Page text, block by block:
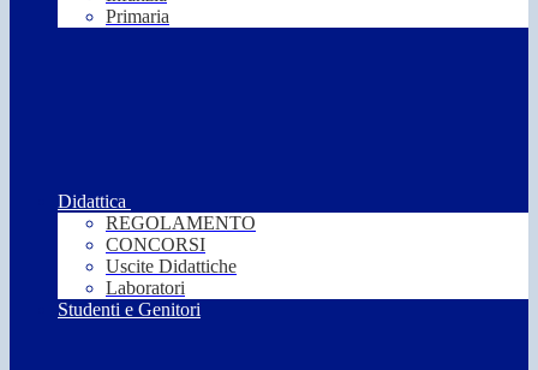
Primaria
Didattica
REGOLAMENTO
CONCORSI
Uscite Didattiche
Laboratori
Studenti e Genitori